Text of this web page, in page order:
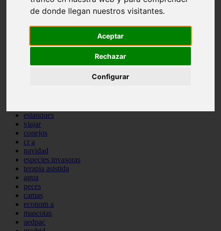
de donde llegan nuestros visitantes.
Aceptar
Rechazar
Configurar
consejos
comportamiento
protagonistas
abandono
estanques
viajar
conejos
cr a
navidad
especies invasoras
terapia asistida
agua
peces
camas
econom a
mascotas
aedpac